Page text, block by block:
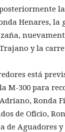
Henares, la
y la
está
M-300 para
Ronda
de Oficio,
de Aguadores